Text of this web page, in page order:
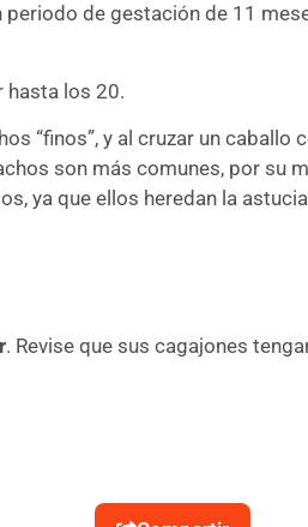
de gestación de 11
hasta los 20.
“finos”, y al cruzar un
son más comunes, por su
ya que ellos heredan la
. Revise que sus cagajones